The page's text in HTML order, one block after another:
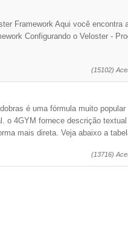
Framework Aqui você encontra
Configurando o Veloster -
(15102)
é uma fórmula muito
o 4GYM fornece descrição
mais direta. Veja abaixo a
(13716)